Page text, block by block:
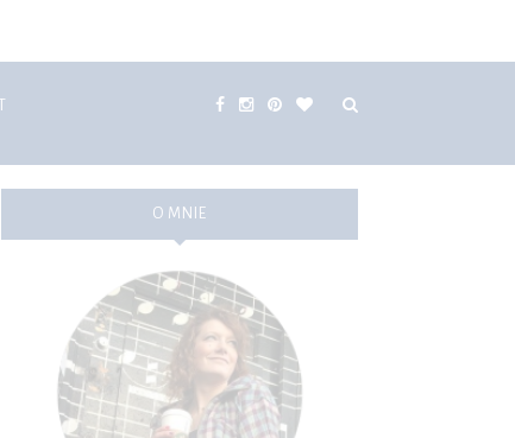
O MNIE